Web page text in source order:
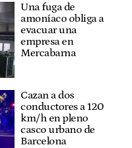
Una fuga de
amoníaco obliga a
evacuar una
empresa en
Mercabarna
Cazan a dos
conductores a 120
km/h en pleno
casco urbano de
Barcelona